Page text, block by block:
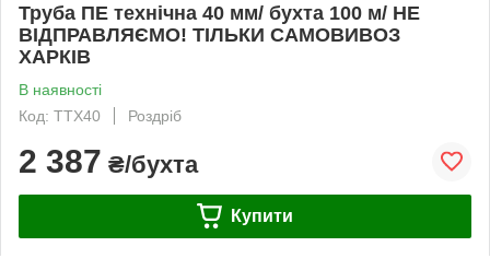
Труба ПЕ технічна 40 мм/ бухта 100 м/ НЕ
ВІДПРАВЛЯЄМО! ТІЛЬКИ САМОВИВОЗ
ХАРКІВ
В наявності
Код: ТТХ40
Роздріб
2 387 ₴/бухта
Купити